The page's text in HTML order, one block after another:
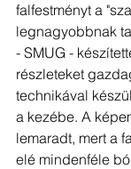
falfestményt a
legnagyobbnak
- SMUG -
részleteket
technikával
a kezébe. A
lemaradt, mert a
elé mindenféle